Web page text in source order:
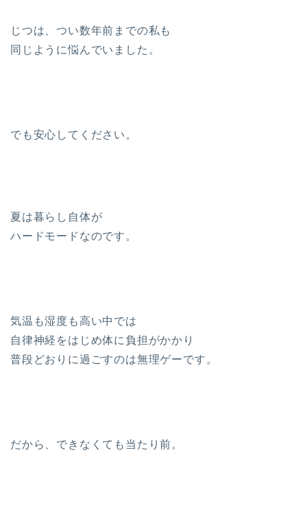
じつは、つい数年前までの私も
同じように悩んでいました。
でも安心してください。
夏は暮らし自体が
ハードモードなのです。
気温も湿度も高い中では
自律神経をはじめ体に負担がかかり
普段どおりに過ごすのは無理ゲーです。
だから、できなくても当たり前。